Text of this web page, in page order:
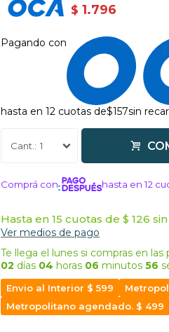
$ 1.796
Pagando con
hasta en 12 cuotas de$157sin
1
Comprá con hasta en 12
¡ME INTERESA!
Hasta en 15 cuotas de $ 126
Ver medios de pago
Te llega el lunes si compras en las
02 días 04 horas 06 minutos 55
Envio al Interior $ 599
Metropolitano agendado. $ 499